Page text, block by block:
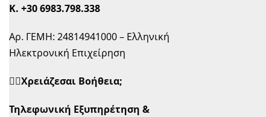
Κ. +30 6983.798.338
Αρ. ΓΕΜΗ: 24814941000 – Ελληνική
Ηλεκτρονική Επιχείρηση
🙋‍♀️Χρειάζεσαι Βοήθεια;
Τηλεφωνική Εξυπηρέτηση &